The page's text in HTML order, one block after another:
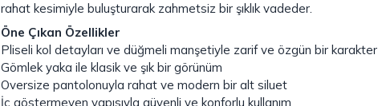
rahat kesimiyle buluşturarak zahmetsiz bir şıklık vadeder.
Öne Çıkan Özellikler
Pliseli kol detayları ve düğmeli manşetiyle zarif ve özgün bir karakter
Gömlek yaka ile klasik ve şık bir görünüm
Oversize pantolonuyla rahat ve modern bir alt siluet
İç göstermeyen yapısıyla güvenli ve konforlu kullanım